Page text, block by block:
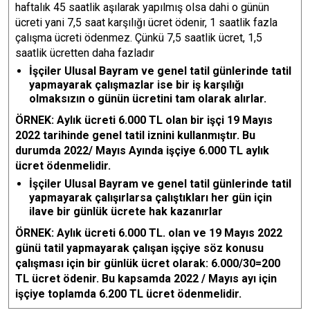
haftalık 45 saatlik aşılarak yapılmış olsa dahi o günün
ücreti yani 7,5 saat karşılığı ücret ödenir, 1 saatlik fazla
çalışma ücreti ödenmez. Çünkü 7,5 saatlik ücret, 1,5
saatlik ücretten daha fazladır
İşçiler Ulusal Bayram ve genel tatil günlerinde tatil
yapmayarak çalışmazlar ise bir iş karşılığı
olmaksızın o günün ücretini tam olarak alırlar.
ÖRNEK: Aylık ücreti 6.000 TL olan bir işçi 19 Mayıs
2022 tarihinde genel tatil iznini kullanmıştır. Bu
durumda 2022/ Mayıs Ayında işçiye 6.000 TL aylık
ücret ödenmelidir.
İşçiler Ulusal Bayram ve genel tatil günlerinde tatil
yapmayarak çalışırlarsa çalıştıkları her gün için
ilave bir günlük ücrete hak kazanırlar
ÖRNEK: Aylık ücreti 6.000 TL. olan ve 19 Mayıs 2022
günü tatil yapmayarak çalışan işçiye söz konusu
çalışması için bir günlük ücret olarak: 6.000/30=200
TL ücret ödenir. Bu kapsamda 2022 / Mayıs ayı için
işçiye toplamda 6.200 TL ücret ödenmelidir.